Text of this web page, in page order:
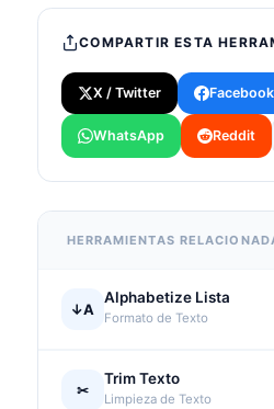
COMPARTIR ESTA
X / Twitter Facebook
WhatsApp Reddit
HERRAMIENTAS
↓A
Alphabetize Lista
Formato de Texto
✂
Trim Texto
Limpieza de Texto